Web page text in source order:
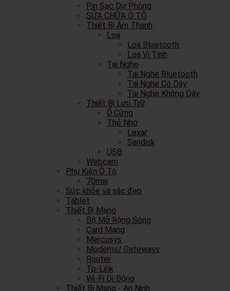
Pin Sạc Dự Phòng
SỬA CHỮA Ô TÔ
Thiết Bị Âm Thanh
Loa
Loa Bluetooth
Loa Vi Tính
Tai Nghe
Tai Nghe Bluetooth
Tai Nghe Có Dây
Tai Nghe Không Dây
Thiết Bị Lưu Trữ
Ổ Cứng
Thẻ Nhớ
Lexar
Sandisk
USB
Webcam
Phụ Kiện Ô Tô
70mai
Sức khỏe và sắc đẹp
Tablet
Thiết Bị Mạng
Bộ Mở Rộng Sóng
Card Mạng
Mercusys
Modems/ Gateways
Router
Tp-Link
Wi-Fi Di Động
Thiết Bị Mạng - An Ninh